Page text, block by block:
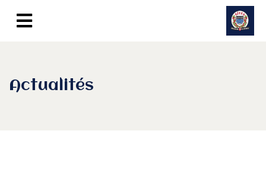
Actualités